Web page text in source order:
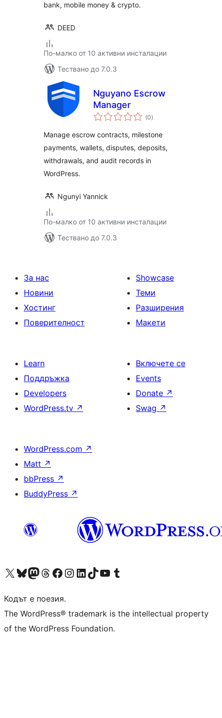
bank, mobile money & crypto.
DEED
По-малко от 10 активни инсталации
Тествано до 7.0.3
Nguyano Escrow
Manager
(0общо
оценки
)
Manage escrow contracts, milestone
payments, wallets, disputes, deposits,
withdrawals, and audit records in
WordPress.
Ngunyi Yannick
По-малко от 10 активни инсталации
Тествано до 7.0.3
За нас
Новини
Хостинг
Поверителност
Showcase
Теми
Разширения
Макети
Learn
Поддръжка
Developers
WordPress.tv ↗
Включете се
Events
Donate ↗
Swag ↗
WordPress.com ↗
Matt ↗
bbPress ↗
BuddyPress ↗
Visit our X (formerly Twitter) account
Visit our Bluesky account
Visit our Mastodon account
Visit our Threads account
Посетете нашата страница във Facebook
Посетете нашия профил в Instagram
Посетете нашия профил в LinkedIn
Visit our TikTok account
Visit our YouTube channel
Visit our Tumblr account
Кодът е поезия.
The WordPress® trademark is the intellectual property
of the WordPress Foundation.